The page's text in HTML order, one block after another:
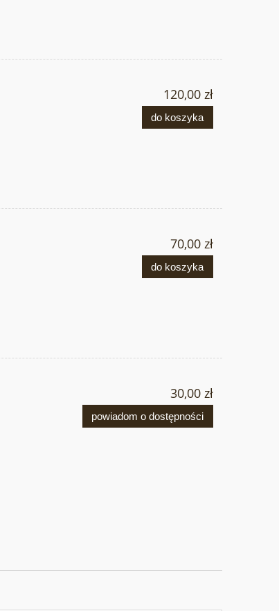
120,00 zł
do koszyka
70,00 zł
do koszyka
30,00 zł
powiadom o dostępności